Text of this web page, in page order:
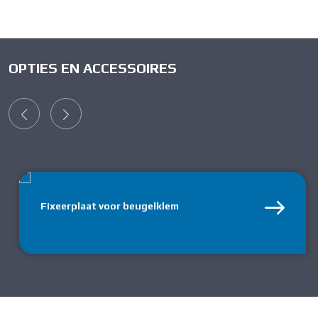
OPTIES EN ACCESSOIRES
Fixeerplaat voor beugelklem